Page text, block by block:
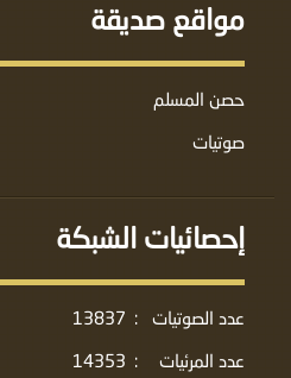
مواقع صديقة
حصن المسلم
صوتيات
إحصائيات الشبكة
عدد الصوتيات :
13837
عدد المرئيات
:
14353